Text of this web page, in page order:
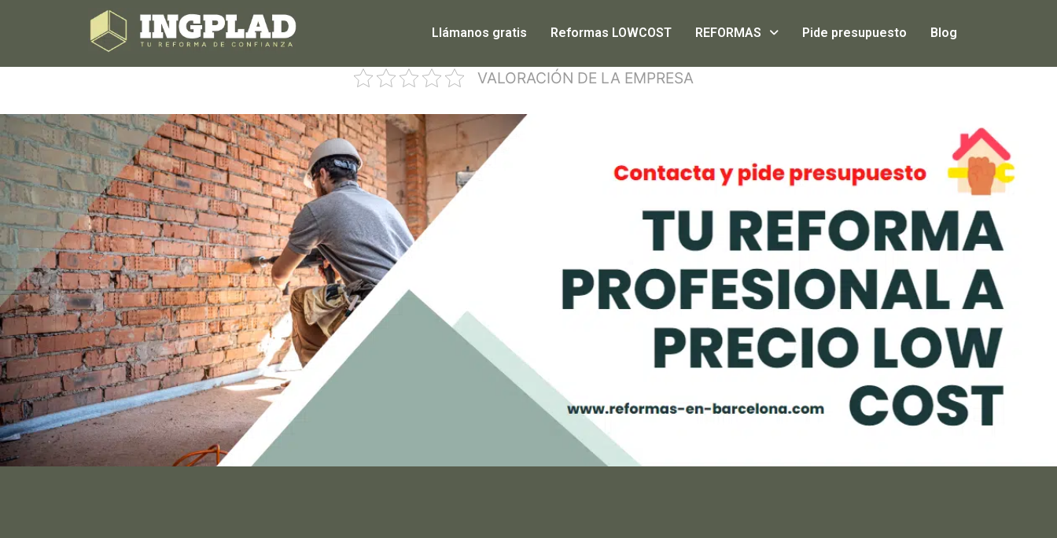
Llámanos gratis Reformas LOWCOST REFORMAS Pide presupuesto Blog
VALORACIÓN DE LA EMPRESA